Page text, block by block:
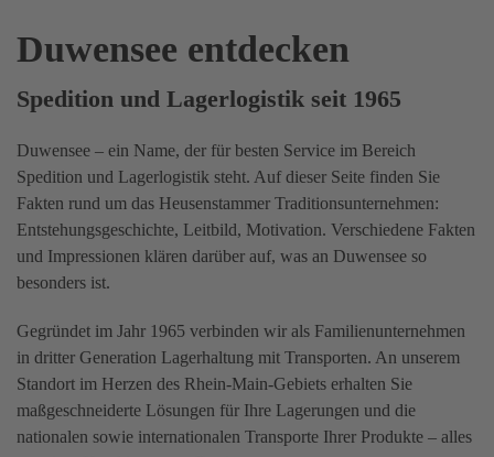
Duwensee entdecken
Spedition und Lagerlogistik seit 1965
Duwensee – ein Name, der für besten Service im Bereich
Spedition und Lagerlogistik steht. Auf dieser Seite finden Sie
Fakten rund um das Heusenstammer Traditionsunternehmen:
Entstehungsgeschichte, Leitbild, Motivation. Verschiedene Fakten
und Impressionen klären darüber auf, was an Duwensee so
besonders ist.
Gegründet im Jahr 1965 verbinden wir als Familienunternehmen
in dritter Generation Lagerhaltung mit Transporten. An unserem
Standort im Herzen des Rhein-Main-Gebiets erhalten Sie
maßgeschneiderte Lösungen für Ihre Lagerungen und die
nationalen sowie internationalen Transporte Ihrer Produkte – alles